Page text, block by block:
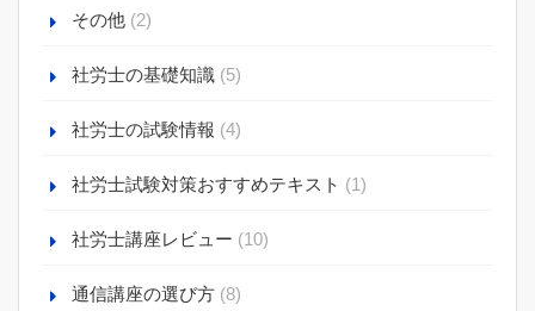
その他 (2)
社労士の基礎知識 (5)
社労士の試験情報 (4)
社労士試験対策おすすめテキスト (1)
社労士講座レビュー (10)
通信講座の選び方 (8)